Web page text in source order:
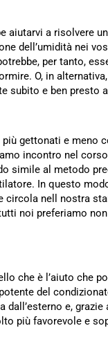
aiutarvi a risolvere
dell’umidità nei
per tanto,
O, in
subito e ben presto
più gettonati e
incontro nel
simile al metodo
In questo
circola nell nostra
noi preferiamo
che è l’aiuto che
del
dall’esterno e,
più favorevole e